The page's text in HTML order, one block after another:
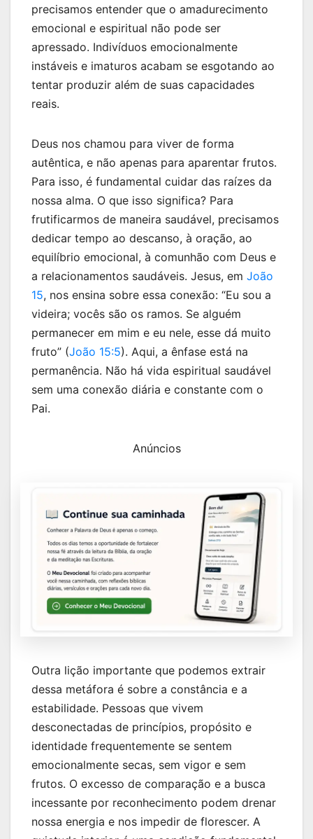
precisamos entender que o amadurecimento
emocional e espiritual não pode ser
apressado. Indivíduos emocionalmente
instáveis e imaturos acabam se esgotando ao
tentar produzir além de suas capacidades
reais.
Deus nos chamou para viver de forma
autêntica, e não apenas para aparentar frutos.
Para isso, é fundamental cuidar das raízes da
nossa alma. O que isso significa? Para
frutificarmos de maneira saudável, precisamos
dedicar tempo ao descanso, à oração, ao
equilíbrio emocional, à comunhão com Deus e
a relacionamentos saudáveis. Jesus, em João
15, nos ensina sobre essa conexão: “Eu sou a
videira; vocês são os ramos. Se alguém
permanecer em mim e eu nele, esse dá muito
fruto” (João 15:5). Aqui, a ênfase está na
permanência. Não há vida espiritual saudável
sem uma conexão diária e constante com o
Pai.
Anúncios
Outra lição importante que podemos extrair
dessa metáfora é sobre a constância e a
estabilidade. Pessoas que vivem
desconectadas de princípios, propósito e
identidade frequentemente se sentem
emocionalmente secas, sem vigor e sem
frutos. O excesso de comparação e a busca
incessante por reconhecimento podem drenar
nossa energia e nos impedir de florescer. A